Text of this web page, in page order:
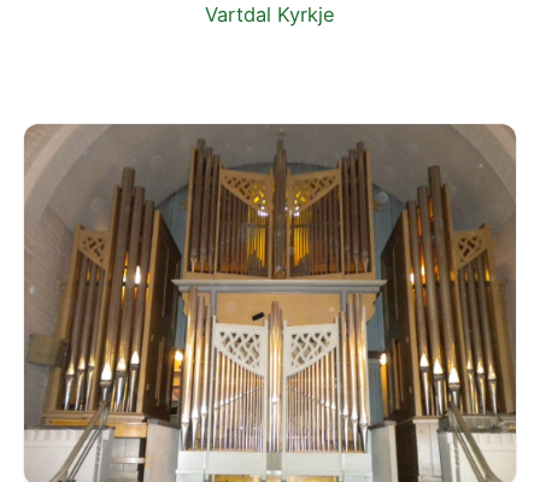
Vartdal Kyrkje